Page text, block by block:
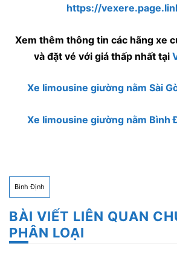
https://
Xem thêm thông tin các hãng xe
và đặt vé với giá thấp nhất tại
Xe limousine giường nằm Sài
Xe limousine giường nằm Bình
Bình Định
BÀI VIẾT LIÊN QUAN
PHÂN LOẠI